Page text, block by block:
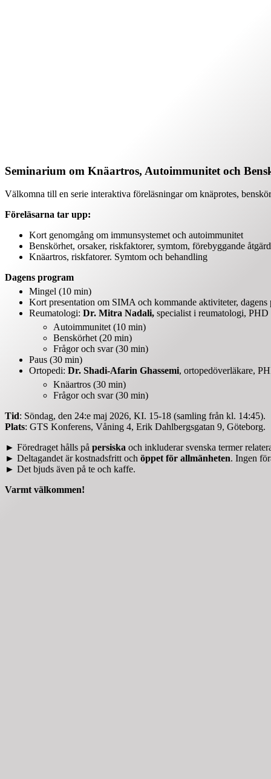
Seminarium om Knäartros, Autoimmunitet och
Välkomna till en serie interaktiva föreläsningar om knäprotes,
Föreläsarna tar upp:
Kort genomgång om immunsystemet och autoimmunitet
Benskörhet, orsaker, riskfaktorer, symtom, förebyggande
Knäartros, riskfatorer. Symtom och behandling
Dagens program
Mingel (10 min)
Kort presentation om SIMA och kommande aktiviteter, dagens
Reumatologi: Dr. Mitra Nadali, specialist i reumatologi, PHD
Autoimmunitet (10 min)
Benskörhet (20 min)
Frågor och svar (30 min)
Paus (30 min)
Ortopedi: Dr. Shadi-Afarin Ghassemi, ortopedöverläkare,
Knäartros (30 min)
Frågor och svar (30 min)
Tid: Söndag, den 24:e maj 2026, KI. 15-18 (samling från kl. 14:45).
Plats: GTS Konferens, Våning 4, Erik Dahlbergsgatan 9, Göteborg.
► Föredraget hålls på persiska och inkluderar svenska termer
► Deltagandet är kostnadsfritt och öppet för allmänheten. Ingen
► Det bjuds även på te och kaffe.
Varmt välkommen!